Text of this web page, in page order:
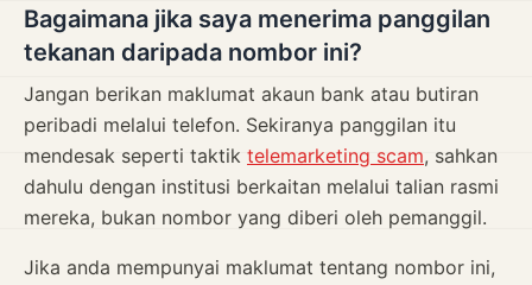
Bagaimana jika saya menerima panggilan
tekanan daripada nombor ini?
Jangan berikan maklumat akaun bank atau butiran
peribadi melalui telefon. Sekiranya panggilan itu
mendesak seperti taktik telemarketing scam, sahkan
dahulu dengan institusi berkaitan melalui talian rasmi
mereka, bukan nombor yang diberi oleh pemanggil.
Jika anda mempunyai maklumat tentang nombor ini,